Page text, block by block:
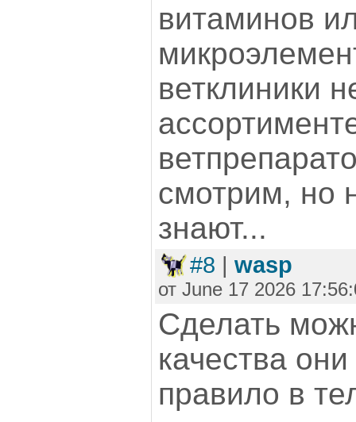
витаминов
ветклиники
смотрим, но
знают...
#8 | wasp
от June 17 2026
Сделать
качества
правило в